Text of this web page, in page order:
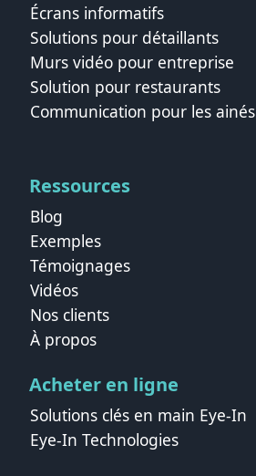
Écrans informatifs
Solutions pour détaillants
Murs vidéo pour entreprise
Solution pour restaurants
Communication pour les ainés
Ressources
Blog
Exemples
Témoignages
Vidéos
Nos clients
À propos
Acheter en ligne
Solutions clés en main Eye-In
Eye-In Technologies